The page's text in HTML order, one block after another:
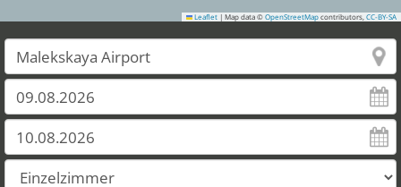
Leaflet | Map data © OpenStreetMap contributors, CC-BY-SA